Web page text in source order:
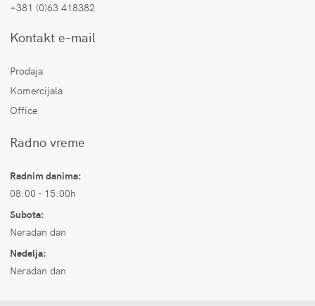
+381 (0)63 418382
Kontakt e-mail
Prodaja
Komercijala
Office
Radno vreme
Radnim danima:
08:00 - 15:00h
Subota:
Neradan dan
Nedelja:
Neradan dan